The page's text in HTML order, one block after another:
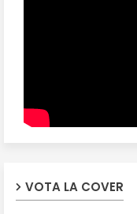
VOTA LA COVER